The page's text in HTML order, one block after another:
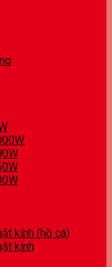
kính (hồ cá)
kính